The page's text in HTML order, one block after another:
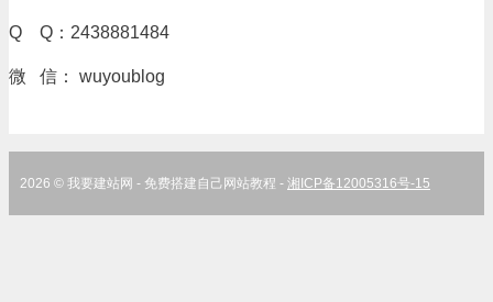
Q Q：2438881484
微 信： wuyoublog
2026 © 我要建站网 - 免费搭建自己网站教程 - 湘ICP备12005316号-15